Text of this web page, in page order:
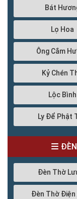
Bát
Lọ Hoa
Ông Cắm
Kỷ Chén
Lộc Bình
Ly Để Phật
Đèn Thờ
Đèn Thờ Điện